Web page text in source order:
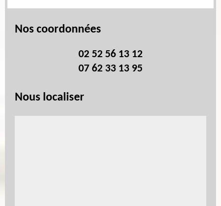
Nos coordonnées
02 52 56 13 12
07 62 33 13 95
Nous localiser